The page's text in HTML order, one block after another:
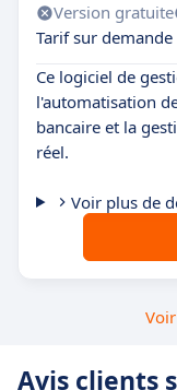
Version gratuite
Tarif sur demande
Ce logiciel de
l'automatisation
bancaire et la
réel.
Voir plus de
Avis clients